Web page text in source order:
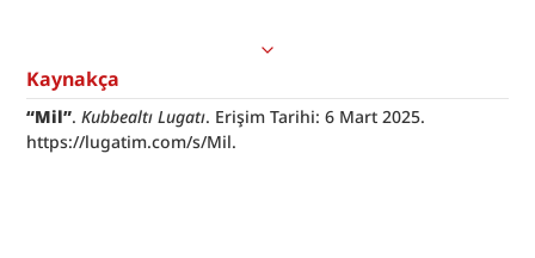
Kaynakça
“Mil”. Kubbealtı Lugatı. Erişim Tarihi: 6 Mart 2025.
https://lugatim.com/s/Mil.